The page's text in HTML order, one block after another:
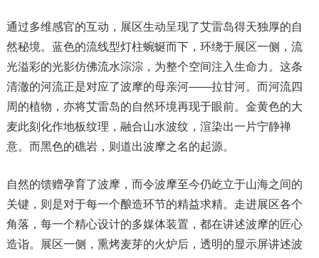
通过多维感官的互动，展区生动呈现了艾雷岛得天独厚的自
然秘境。蓝色的流线型灯柱蜿蜒而下，环绕于展区一侧，流
光溢彩的光影仿佛流水淙淙，为整个空间注入生命力。这条
清澈的河流正是对应了波摩的母亲河——拉甘河。而河流四
周的植物，亦将艾雷岛的自然环境再现于眼前。金黄色的大
麦此刻化作地板纹理，融合山水波纹，渲染出一片宁静禅
意。而黑色的礁岩，则道出波摩之名的起源。
自然的馈赠孕育了波摩，而令波摩至今仍屹立于山海之间的
关键，则是对于每一个酿造环节的精益求精。走进展区各个
角落，每一个精心设计的多媒体装置，都在讲述波摩的匠心
造诣。展区一侧，熏烤麦芽的火炉后，透明的显示屏讲述波